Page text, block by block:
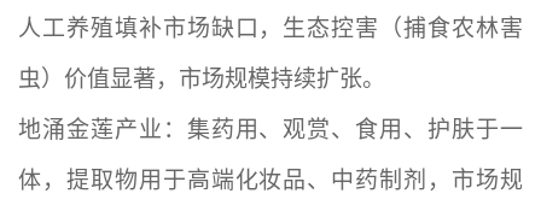
人工养殖填补市场缺口，生态控害（捕食农林害
虫）价值显著，市场规模持续扩张。
地涌金莲产业：集药用、观赏、食用、护肤于一
体，提取物用于高端化妆品、中药制剂，市场规